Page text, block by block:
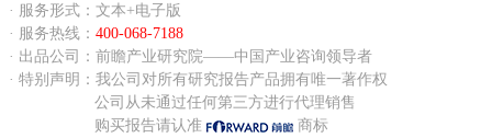
· 服务形式：文本+电子版
· 服务热线： 400-068-7188
· 出品公司：前瞻产业研究院——中国产业咨询领导者
· 特别声明：我公司对所有研究报告产品拥有唯一著作权
公司从未通过任何第三方进行代理销售
购买报告请认准
商标